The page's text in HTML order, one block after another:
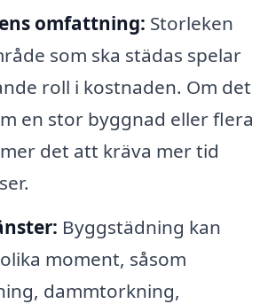
omfattning: Storleken
som ska städas spelar
roll i kostnaden. Om det
en stor byggnad eller flera
det att kräva mer tid
Byggstädning kan
moment, såsom
dammtorkning,